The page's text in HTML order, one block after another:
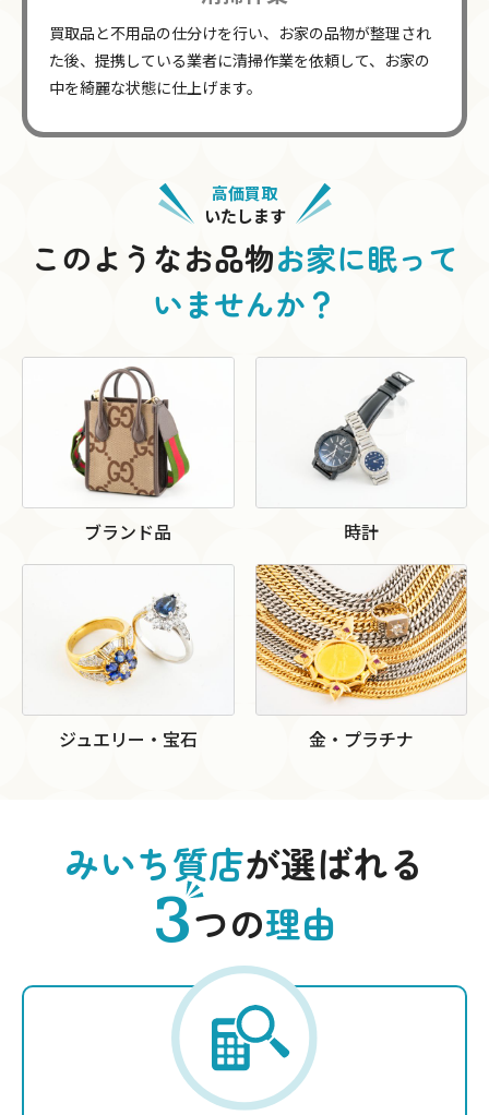
買取品と不用品の仕分けを行い、お家の品物が整理され
た後、提携している業者に清掃作業を依頼して、お家の
中を綺麗な状態に仕上げます。
高価買取
いたします
このようなお品物お家に眠って
いませんか？
ブランド品 時計
ジュエリー・宝石 金・プラチナ
みいち質店が選ばれる
3つの理由